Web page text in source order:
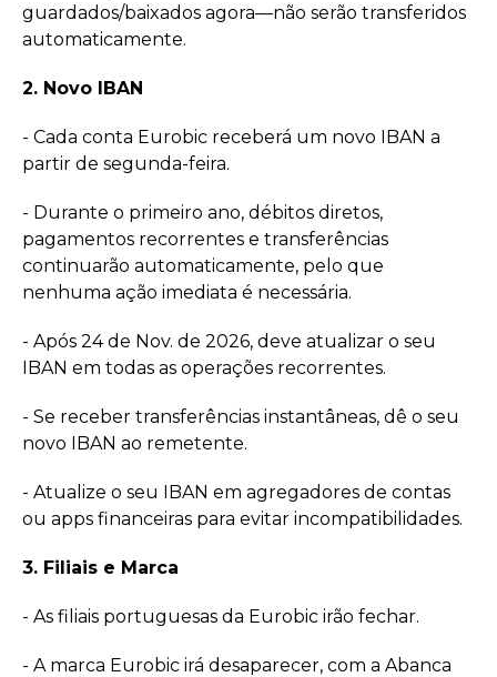
guardados/baixados agora—não serão transferidos
automaticamente.
2. Novo IBAN
- Cada conta Eurobic receberá um novo IBAN a
partir de segunda-feira.
- Durante o primeiro ano, débitos diretos,
pagamentos recorrentes e transferências
continuarão automaticamente, pelo que
nenhuma ação imediata é necessária.
- Após 24 de Nov. de 2026, deve atualizar o seu
IBAN em todas as operações recorrentes.
- Se receber transferências instantâneas, dê o seu
novo IBAN ao remetente.
- Atualize o seu IBAN em agregadores de contas
ou apps financeiras para evitar incompatibilidades.
3. Filiais e Marca
- As filiais portuguesas da Eurobic irão fechar.
- A marca Eurobic irá desaparecer, com a Abanca